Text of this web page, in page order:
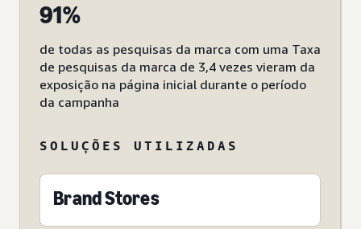
91%
de todas as pesquisas da marca com uma Taxa
de pesquisas da marca de 3,4 vezes vieram da
exposição na página inicial durante o período
da campanha
SOLUÇÕES UTILIZADAS
Brand Stores